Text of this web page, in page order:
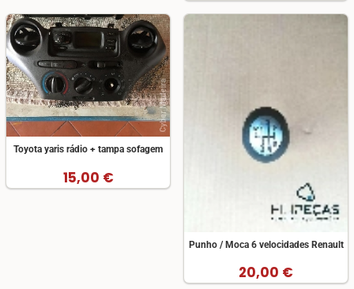
Toyota yaris rádio + tampa sofagem
15,00 €
Punho / Moca 6 velocidades Renault
20,00 €